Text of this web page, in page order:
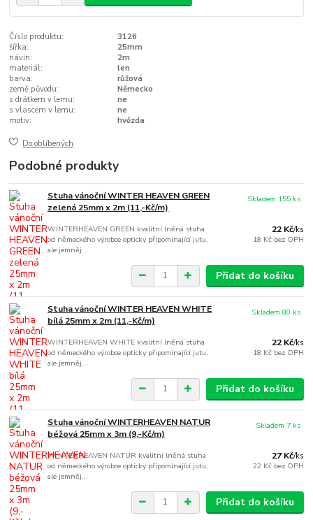
Číslo produktu:
3126
šířka:
25mm
návin:
2m
materiál:
len
barva:
růžová
země původu:
Německo
s drátkem v lemu:
ne
s vlascem v lemu:
ne
motiv:
hvězda
Do oblíbených
Podobné produkty
Stuha vánoční WINTER HEAVEN GREEN
zelená 25mm x 2m (11,-Kč/m)
WINTERHEAVEN GREEN kvalitní lněná stuha
od německého výrobce opticky připomínající jutu,
ale jemněj...
22 Kč/ks
18 Kč bez DPH
Skladem 155 ks
Přidat do košíku
Stuha vánoční WINTER HEAVEN WHITE
bílá 25mm x 2m (11,-Kč/m)
WINTERHEAVEN WHITE kvalitní lněná stuha
od německého výrobce opticky připomínající jutu,
ale jemněj...
22 Kč/ks
18 Kč bez DPH
Skladem 80 ks
Přidat do košíku
Stuha vánoční WINTERHEAVEN NATUR
béžová 25mm x 3m (9,-Kč/m)
WINTERHEAVEN NATUR kvalitní lněná stuha
od německého výrobce opticky připomínající jutu,
ale jemněj...
27 Kč/ks
22 Kč bez DPH
Skladem 7 ks
Přidat do košíku